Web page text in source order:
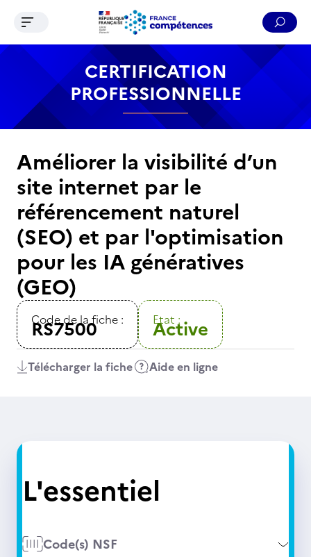
Contenu Recherche Menu Pied de page
Ouvrir le menu de navigation
CERTIFICATION
PROFESSIONNELLE
Améliorer la visibilité d’un
site internet par le
référencement naturel
(SEO) et par l'optimisation
pour les IA génératives
(GEO)
Code de la fiche :
RS7500 Etat :
Active
Télécharger la fiche Aide en ligne
L'essentiel
Code(s) NSF